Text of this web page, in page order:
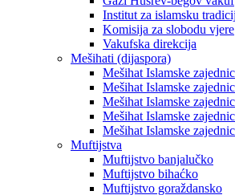
Institut za islamsku
Komisija za slobodu vjere
Vakufska direkcija
Mešihati (dijaspora)
Mešihat Islamske
Mešihat Islamske
Mešihat Islamske
Mešihat Islamske
Mešihat Islamske
Muftijstva
Muftijstvo banjalučko
Muftijstvo bihaćko
Muftijstvo goraždansko